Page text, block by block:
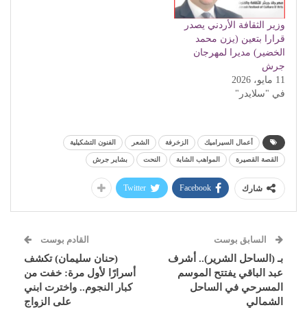
وزير الثقافة الأردني يصدر
قرارا بتعين (يزن محمد
الخضير) مديرا لمهرجان
جرش
11 مايو، 2026
في "سلايدر"
أعمال السيراميك الزخرفة الشعر الفنون التشكيلية
القصة القصيرة المواهب الشابة النحت بشاير جرش
شارك Facebook
Twitter
السابق بوست
بـ (الساحل الشرير).. أشرف
عبد الباقي يفتتح الموسم
المسرحي في الساحل
الشمالي
القادم بوست
(حنان سليمان) تكشف
أسرارًا لأول مرة: خفت من
كبار النجوم.. واخترت ابني
على الزواج